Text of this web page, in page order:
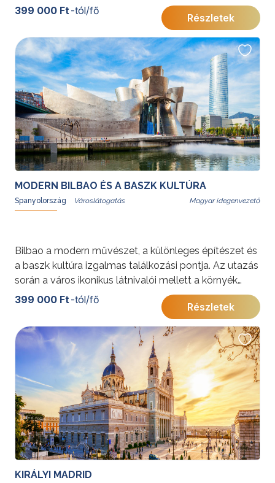
ékkövét, sétáljon a történelmi óvárosban, ismerje meg
Picasso szülővárosát – és búcsúztassa az óévet egy
különleges hangulatú mediterrán szilveszterrel!
További érdekességekért Spanyolországról kattintson
ide.
399 000 Ft -tól/fő
Részletek
MODERN BILBAO ÉS A BASZK KULTÚRA
Spanyolország Magyar idegenvezető
Bilbao a modern művészet, a különleges építészet és
a baszk kultúra izgalmas találkozási pontja. Az utazás
során a város ikonikus látnivalói mellett a környék
természeti szépségei és hangulatos tengerparti
városai is megismerhetők. A program gazdag
kulturális élményeket, lenyűgöző panorámákat és
ízletes gasztronómiai felfedezéseket kínál.
További érdekességekért Spanyolországról kattintson
399 000 Ft -tól/fő
Részletek
KIRÁLYI MADRID